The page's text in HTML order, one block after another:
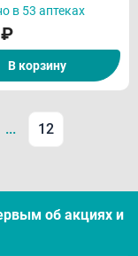
в 53 аптеках
₽
В корзину
... 12
об акцияx и